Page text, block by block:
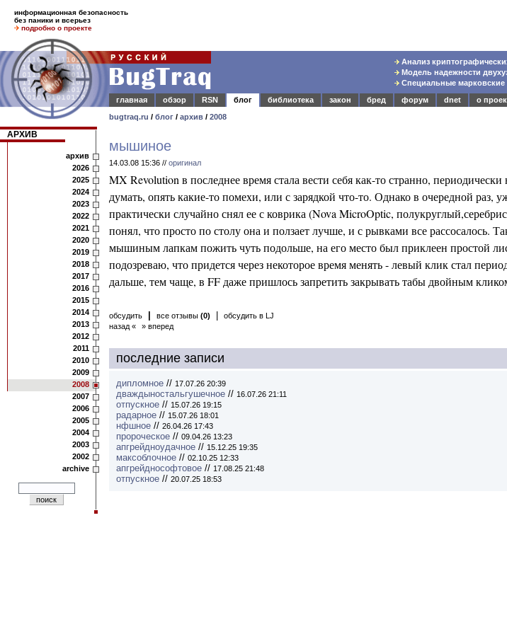
информационная безопасность
без паники и всерьез
подробно о проекте
Анализ
Модель надежности
Специальные
главная
обзор RSN блог библиотека закон бред форум dnet
о
bugtraq.ru / блог / архив / 2008
АРХИВ
архив
2026
2025
2024
2023
2022
2021
2020
2019
2018
2017
2016
2015
2014
2013
2012
2011
2010
2009
2008
2007
2006
2005
2004
2003
2002
archive
мышиное
14.03.08 15:36 // оригинал
MX Revolution в последнее время стала вести себя как-то странно,
думать, опять какие-то помехи, или с зарядкой что-то. Однако в очередной раз,
практически случайно снял ее с коврика (Nova MicroOptic,
понял, что просто по столу она и ползает лучше, и с рывками все рассосалось.
мышиным лапкам пожить чуть подольше, на его место был приклеен простой
подозреваю, что придется через некоторое время менять - левый клик стал
дальше, тем чаще, в FF даже пришлось запретить закрывать табы двойным
обсудить все отзывы (0) обсудить в LJ
назад «
» вперед
последние записи
дипломное // 17.07.26 20:39
дваждыностальгушечное // 16.07.26 21:11
отпускное // 15.07.26 19:15
радарное // 15.07.26 18:01
нфшное // 26.04.26 17:43
пророческое // 09.04.26 13:23
апгрейдноудачное // 15.12.25 19:35
максоблочное // 02.10.25 12:33
апгрейднософтовое // 17.08.25 21:48
отпускное // 20.07.25 18:53